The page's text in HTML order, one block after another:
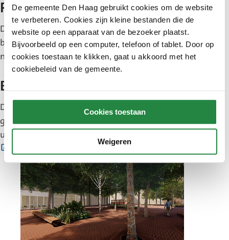
De gemeente Den Haag gebruikt cookies om de website
te verbeteren. Cookies zijn kleine bestanden die de
website op een apparaat van de bezoeker plaatst.
Bijvoorbeeld op een computer, telefoon of tablet. Door op
cookies toestaan te klikken, gaat u akkoord met het
cookiebeleid van de gemeente.
Cookies toestaan
Weigeren
Planning
De werkzaamheden startten 15 januari 2024. De
bestrating is klaar. De bomen en banken worden in
november 2024 geplaatst.
Bouwoverlast
De aannemer probeert zo min mogelijk overlast te
geven. Vragen of opmerkingen over de bouw kunt
u direct stellen aan de aannemers via de
link)